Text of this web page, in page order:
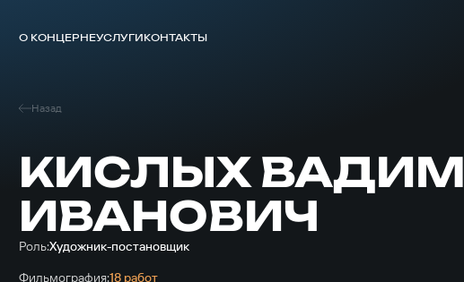
О КОНЦЕРНЕУСЛУГИКОНТАКТЫ
Назад
КИСЛЫХ ВАДИМ
ИВАНОВИЧ
Роль:Художник-постановщик
Фильмография:18 работ